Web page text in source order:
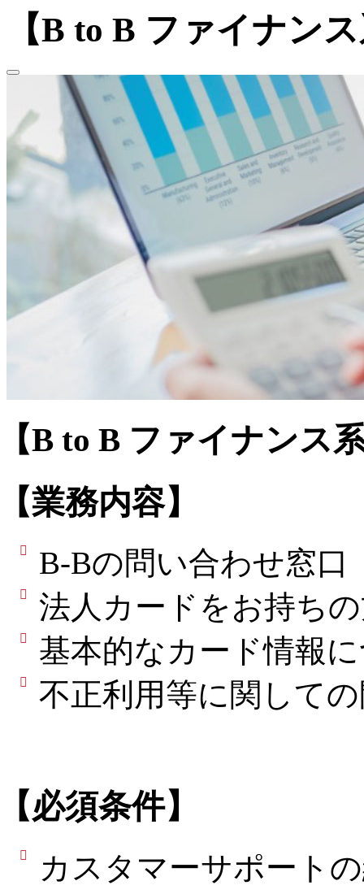
【B to B ファイナン
B to B ファイナンス
業務内容】
B-Bの問い合わせ窓口
法人カードをお持ち
基本的なカード情報
不正利用等に関して
必須条件】
カスタマーサポート